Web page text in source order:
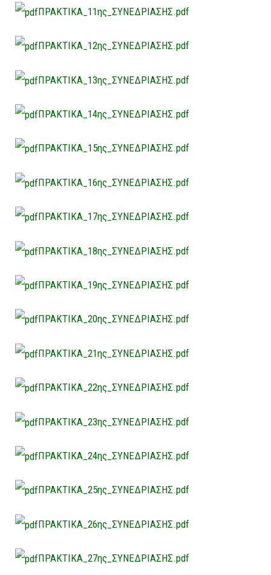
ΠΡΑΚΤΙΚΑ_11ης_ΣΥΝΕΔΡΙΑΣΗΣ.pdf
ΠΡΑΚΤΙΚΑ_12ης_ΣΥΝΕΔΡΙΑΣΗΣ.pdf
ΠΡΑΚΤΙΚΑ_13ης_ΣΥΝΕΔΡΙΑΣΗΣ.pdf
ΠΡΑΚΤΙΚΑ_14ης_ΣΥΝΕΔΡΙΑΣΗΣ.pdf
ΠΡΑΚΤΙΚΑ_15ης_ΣΥΝΕΔΡΙΑΣΗΣ.pdf
ΠΡΑΚΤΙΚΑ_16ης_ΣΥΝΕΔΡΙΑΣΗΣ.pdf
ΠΡΑΚΤΙΚΑ_17ης_ΣΥΝΕΔΡΙΑΣΗΣ.pdf
ΠΡΑΚΤΙΚΑ_18ης_ΣΥΝΕΔΡΙΑΣΗΣ.pdf
ΠΡΑΚΤΙΚΑ_19ης_ΣΥΝΕΔΡΙΑΣΗΣ.pdf
ΠΡΑΚΤΙΚΑ_20ης_ΣΥΝΕΔΡΙΑΣΗΣ.pdf
ΠΡΑΚΤΙΚΑ_21ης_ΣΥΝΕΔΡΙΑΣΗΣ.pdf
ΠΡΑΚΤΙΚΑ_22ης_ΣΥΝΕΔΡΙΑΣΗΣ.pdf
ΠΡΑΚΤΙΚΑ_23ης_ΣΥΝΕΔΡΙΑΣΗΣ.pdf
ΠΡΑΚΤΙΚΑ_24ης_ΣΥΝΕΔΡΙΑΣΗΣ.pdf
ΠΡΑΚΤΙΚΑ_25ης_ΣΥΝΕΔΡΙΑΣΗΣ.pdf
ΠΡΑΚΤΙΚΑ_26ης_ΣΥΝΕΔΡΙΑΣΗΣ.pdf
ΠΡΑΚΤΙΚΑ_27ης_ΣΥΝΕΔΡΙΑΣΗΣ.pdf